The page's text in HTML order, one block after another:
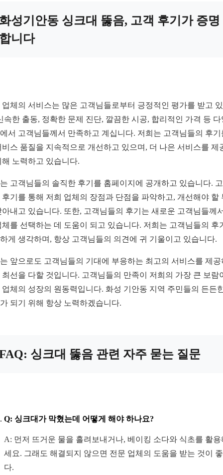
성기안동 싱크대 뚫음, 고객 후기가 증명
니다
업체의 서비스는 많은 고객님들로부터 긍정적인 평가를 받고
속한 출동, 정확한 문제 진단, 깔끔한 시공, 합리적인 가격 등 다
서 고객님들께서 만족하고 계십니다. 저희는 고객님들의 후기
비스 품질을 지속적으로 개선하고 있으며, 더 나은 서비스를 제
해 노력하고 있습니다.
고객님들의 솔직한 후기를 홈페이지에 공개하고 있습니다.
후기를 통해 저희 업체의 장점과 단점을 파악하고, 개선해야 할
아내고 있습니다. 또한, 고객님들의 후기는 새로운 고객님들께
체를 선택하는 데 도움이 되고 있습니다. 저희는 고객님들의 후
게 생각하며, 항상 고객님들의 의견에 귀 기울이고 있습니다.
앞으로도 고객님들의 기대에 부응하는 최고의 서비스를 제공
최선을 다할 것입니다. 고객님들의 만족이 저희의 가장 큰 보람
업체의 성장의 원동력입니다. 화성 기안동 지역 주민들의 든든
되기 위해 항상 노력하겠습니다.
싱크대 뚫음 관련 자주 묻는 질문
Q: 싱크대가 막혔는데 어떻게 해야 하나요?
A: 먼저 뜨거운 물을 흘려보내거나, 베이킹 소다와 식초를 활용
세요. 그래도 해결되지 않으면 전문 업체의 도움을 받는 것이
다.